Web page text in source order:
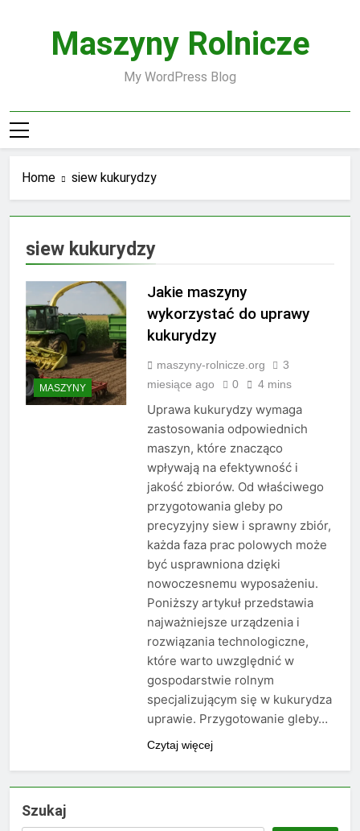
Maszyny Rolnicze
My WordPress Blog
Home siew kukurydzy
siew kukurydzy
MASZYNY
Jakie maszyny
wykorzystać do uprawy
kukurydzy
maszyny-rolnicze.org
3
miesiące ago
0 4 mins
Uprawa kukurydzy wymaga
zastosowania odpowiednich
maszyn, które znacząco
wpływają na efektywność i
jakość zbiorów. Od właściwego
przygotowania gleby po
precyzyjny siew i sprawny zbiór,
każda faza prac polowych może
być usprawniona dzięki
nowoczesnemu wyposażeniu.
Poniższy artykuł przedstawia
najważniejsze urządzenia i
rozwiązania technologiczne,
które warto uwzględnić w
gospodarstwie rolnym
specjalizującym się w kukurydza
uprawie. Przygotowanie gleby…
Czytaj więcej
Szukaj